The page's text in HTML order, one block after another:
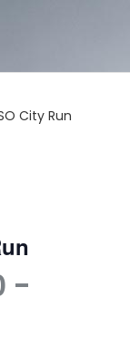
City Run
-